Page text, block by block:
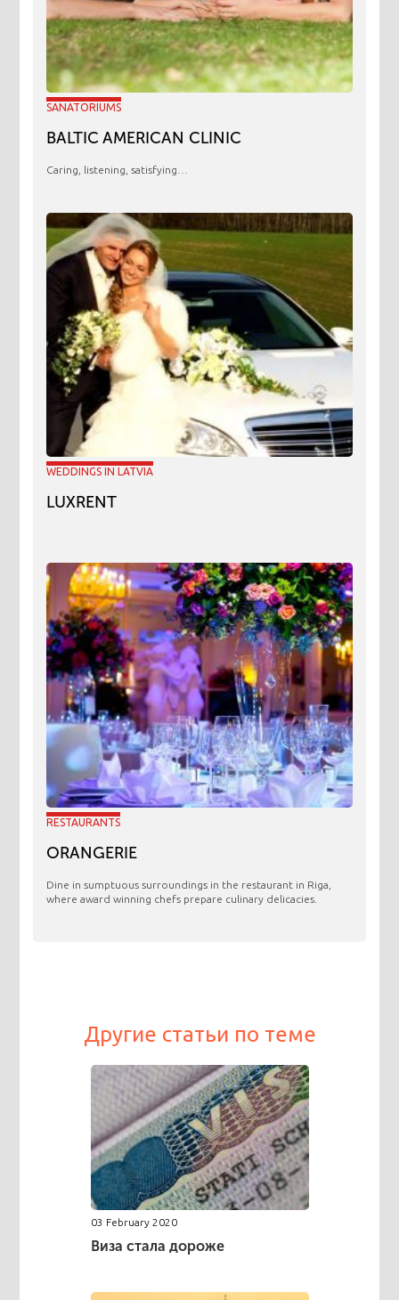
SANATORIUMS
BALTIC AMERICAN CLINIC
Caring, listening, satisfying…
WEDDINGS IN LATVIA
LUXRENT
RESTAURANTS
ORANGERIE
​Dine in sumptuous surroundings in the restaurant in Riga,
where award winning chefs prepare culinary delicacies.
Другие статьи по теме
03 February 2020
Виза стала дороже